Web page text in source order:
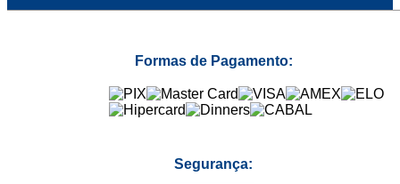
Formas de Pagamento:
Segurança: